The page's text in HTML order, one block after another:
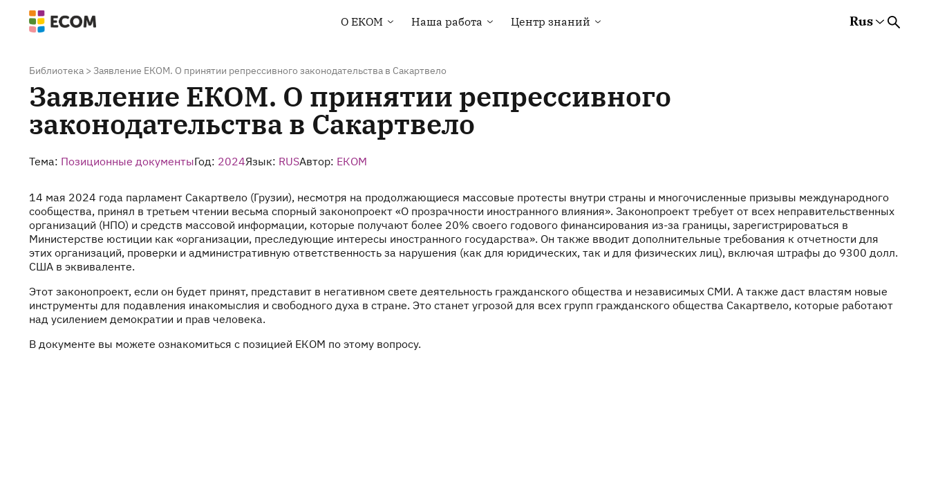
О EКOM
Членство в ЕКОМ
Контакты
Тендеры и вакансии
Наша работа
сообщества
руководством
сообществ
Техническая помощь
Центр знаний
Rus
Библиотека > Заявление ЕКОМ. О принятии репрессивного законодательства в Сакартвело
Заявление ЕКОМ. О принятии репрессивного
законодательства в Сакартвело
Тема: Позиционные документыГод: 2024Язык: RUSАвтор: ЕКОМ
14 мая 2024 года парламент Сакартвело (Грузии), несмотря на продолжающиеся массовые протесты внутри страны и многочисленные призывы международного
сообщества, принял в третьем чтении весьма спорный законопроект «О прозрачности иностранного влияния». Законопроект требует от всех неправительственных
организаций (НПО) и средств массовой информации, которые получают более 20% своего годового финансирования из-за границы, зарегистрироваться в
Министерстве юстиции как «организации, преследующие интересы иностранного государства». Он также вводит дополнительные требования к отчетности для
этих организаций, проверки и административную ответственность за нарушения (как для юридических, так и для физических лиц), включая штрафы до 9300 долл.
США в эквиваленте.
Этот законопроект, если он будет принят, представит в негативном свете деятельность гражданского общества и независимых СМИ. А также даст властям новые
инструменты для подавления инакомыслия и свободного духа в стране. Это станет угрозой для всех групп гражданского общества Сакартвело, которые работают
над усилением демократии и прав человека.
В документе вы можете ознакомиться с позицией ЕКОМ по этому вопросу.